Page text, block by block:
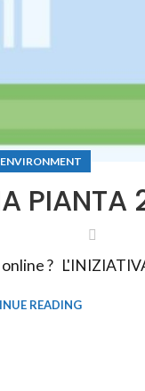
ENVIRONMENT
PIANTA
?
READING